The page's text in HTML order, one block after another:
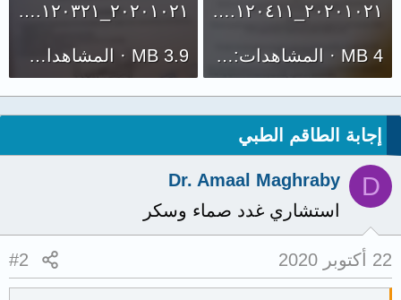
٢٠٢٠١٠٢١_١٢٠٤١١.jpg
4 MB · المشاهدات: 571
٢٠٢٠١٠٢١_١٢٠٣٢١.jpg
3.9 MB · المشاهدات: 476
إجابة الطاقم الطبي
D
Dr. Amaal Maghraby
استشاري غدد صماء وسكر
22 أكتوبر 2020 #2